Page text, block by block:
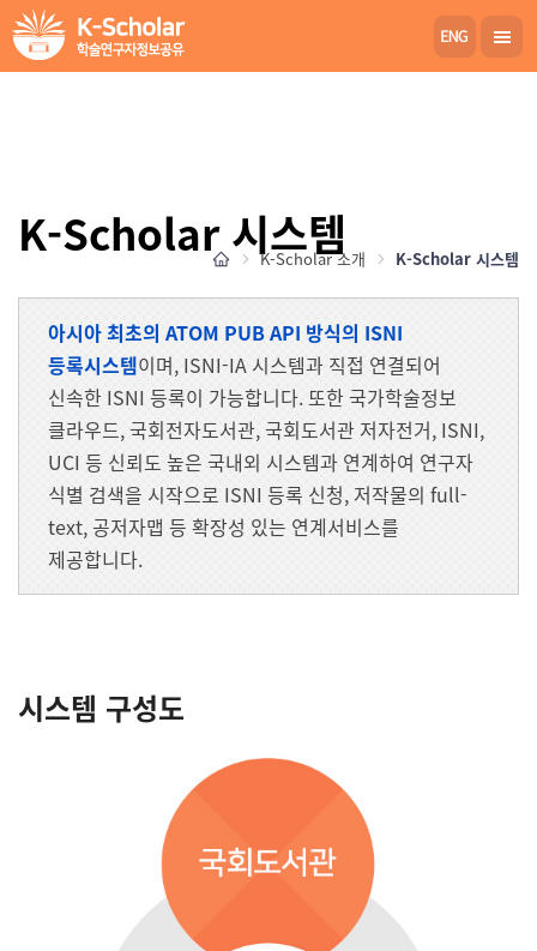
K-Scholar 소개 K-Scholar 시스템
K-Scholar 시스템
아시아 최초의 ATOM PUB API 방식의 ISNI
등록시스템이며, ISNI-IA 시스템과 직접 연결되어
신속한 ISNI 등록이 가능합니다. 또한 국가학술정보
클라우드, 국회전자도서관, 국회도서관 저자전거, ISNI,
UCI 등 신뢰도 높은 국내외 시스템과 연계하여 연구자
식별 검색을 시작으로 ISNI 등록 신청, 저작물의 full-
text, 공저자맵 등 확장성 있는 연계서비스를
제공합니다.
시스템 구성도